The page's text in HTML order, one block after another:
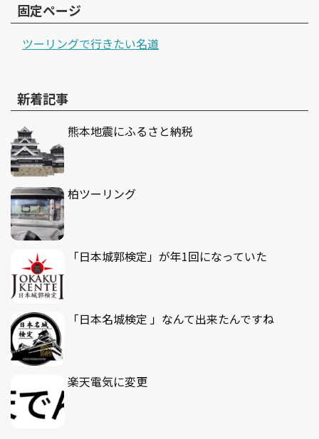
固定ページ
ツーリングで行きたい名道
新着記事
熊本地震にふるさと納税
柏ツーリング
「日本城郭検定」が年1回になっていた
「日本名城検定 」なんて出来たんですね
楽天電気に変更